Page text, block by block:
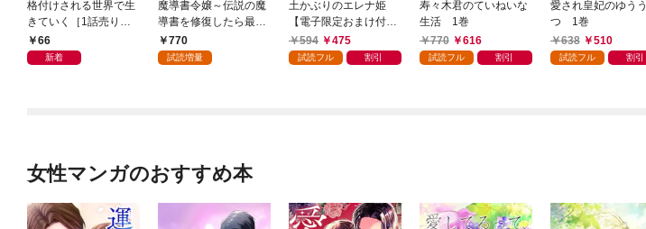
格付けされる世界で生
きていく［1話売り］
第1話
66
新着
魔導書令嬢～伝説の魔
導書を修復したら最強
の精霊が味方になりま
した（クールな王弟殿
770
試読増量
土かぶりのエレナ姫
【電子限定おまけ付
き】 1巻
594 475
試読フル 割引
寿々木君のていねいな
生活 1巻
770
616
試読フル 割引
愛され皇妃のゆうう
つ 1巻
638
510
試読フル 割引
女性マンガのおすすめ本